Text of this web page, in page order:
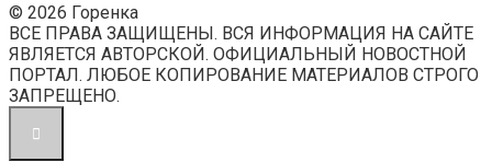
© 2026 Горенка
ВСЕ ПРАВА ЗАЩИЩЕНЫ. ВСЯ ИНФОРМАЦИЯ НА САЙТЕ
ЯВЛЯЕТСЯ АВТОРСКОЙ. ОФИЦИАЛЬНЫЙ НОВОСТНОЙ
ПОРТАЛ. ЛЮБОЕ КОПИРОВАНИЕ МАТЕРИАЛОВ СТРОГО
ЗАПРЕЩЕНО.